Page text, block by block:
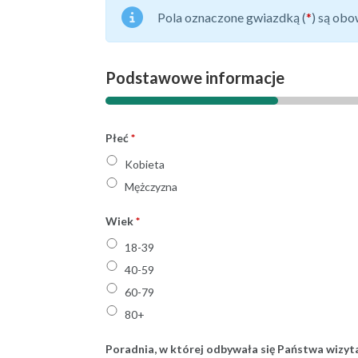
Pola oznaczone gwiazdką (*) są
Płeć*
Kobieta
Mężczyzna
Wiek*
18-39
40-59
60-79
80+
Poradnia, w której odbywała się Państwa